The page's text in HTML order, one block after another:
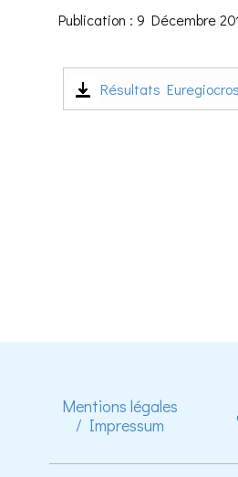
Publication : 9 Décembre
Résultats
Mentions légales
/ Impressum